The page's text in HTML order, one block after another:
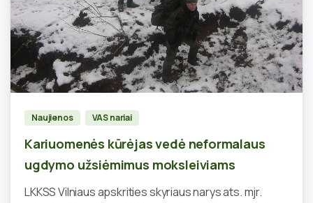
2
Naujienos VAS nariai
Kariuomenės kūrėjas vedė neformalaus
ugdymo užsiėmimus moksleiviams
LKKSS Vilniaus apskrities skyriaus narys ats. mjr.